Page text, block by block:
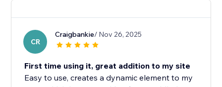
CR
Craigbankie/ Nov 26, 2025
First time using it, great addition to my site
Easy to use, creates a dynamic element to my